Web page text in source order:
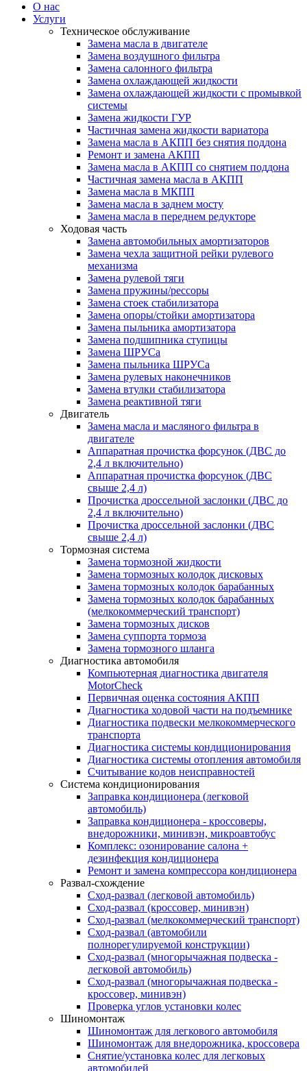
О нас
Услуги
Техническое обслуживание
Замена масла в двигателе
Замена воздушного фильтра
Замена салонного фильтра
Замена охлаждающей жидкости
Замена охлаждающей жидкости с промывкой
системы
Замена жидкости ГУР
Частичная замена жидкости вариатора
Замена масла в АКПП без снятия поддона
Ремонт и замена АКПП
Замена масла в АКПП со снятием поддона
Частичная замена масла в АКПП
Замена масла в МКПП
Замена масла в заднем мосту
Замена масла в переднем редукторе
Ходовая часть
Замена автомобильных амортизаторов
Замена чехла защитной рейки рулевого
механизма
Замена рулевой тяги
Замена пружины/рессоры
Замена стоек стабилизатора
Замена опоры/стойки амортизатора
Замена пыльника амортизатора
Замена подшипника ступицы
Замена ШРУСа
Замена пыльника ШРУСа
Замена рулевых наконечников
Замена втулки стабилизатора
Замена реактивной тяги
Двигатель
Замена масла и масляного фильтра в
двигателе
Аппаратная прочистка форсунок (ДВС до
2,4 л включительно)
Аппаратная прочистка форсунок (ДВС
свыше 2,4 л)
Прочистка дроссельной заслонки (ДВС до
2,4 л включительно)
Прочистка дроссельной заслонки (ДВС
свыше 2,4 л)
Тормозная система
Замена тормозной жидкости
Замена тормозных колодок дисковых
Замена тормозных колодок барабанных
Замена тормозных колодок барабанных
(мелкокоммерческий транспорт)
Замена тормозных дисков
Замена суппорта тормоза
Замена тормозного шланга
Диагностика автомобиля
Компьютерная диагностика двигателя
MotorCheсk
Первичная оценка состояния АКПП
Диагностика ходовой части на подъемнике
Диагностика подвески мелкокоммерческого
транспорта
Диагностика системы кондиционирования
Диагностика системы отопления автомобиля
Считывание кодов неисправностей
Система кондиционирования
Заправка кондиционера (легковой
автомобиль)
Заправка кондиционера - кроссоверы,
внедорожники, минивэн, микроавтобус
Комплекс: озонирование салона +
дезинфекция кондиционера
Ремонт и замена компрессора кондиционера
Развал-схождение
Сход-развал (легковой автомобиль)
Сход-развал (кроссовер, минивэн)
Сход-развал (мелкокоммерческий транспорт)
Сход-развал (автомобили
полнорегулируемой конструкции)
Сход-развал (многорычажная подвеска -
легковой автомобиль)
Сход-развал (многорычажная подвеска -
кроссовер, минивэн)
Проверка углов установки колес
Шиномонтаж
Шиномонтаж для легкового автомобиля
Шиномонтаж для внедорожника, кроссовера
Снятие/установка колес для легковых
автомобилей